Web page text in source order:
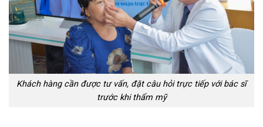
Khách hàng cần được tư vấn, đặt câu hỏi trực tiếp với bác sĩ
trước khi thẩm mỹ